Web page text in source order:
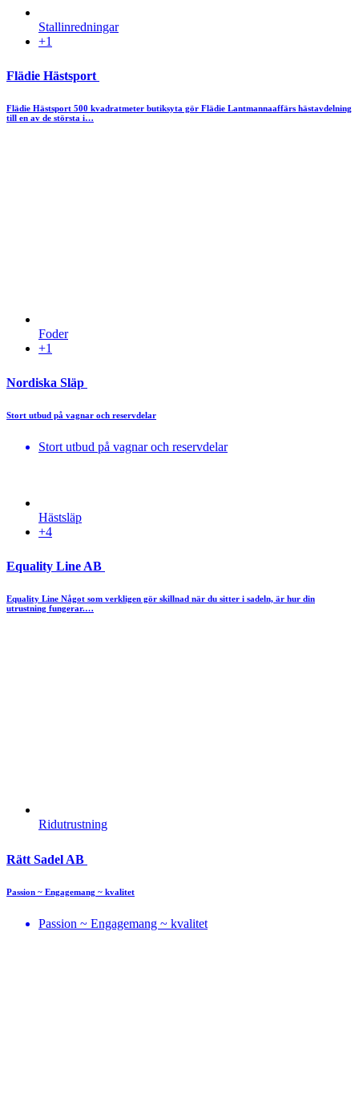
Stallinredningar
+1
Flädie Hästsport
Flädie Hästsport 500 kvadratmeter butiksyta gör Flädie Lantmannaaffärs hästavdelning
till en av de största i…
Foder
+1
Nordiska Släp
Stort utbud på vagnar och reservdelar
Stort utbud på vagnar och reservdelar
Hästsläp
+4
Equality Line AB
Equality Line Något som verkligen gör skillnad när du sitter i sadeln, är hur din
utrustning fungerar.…
Ridutrustning
Rätt Sadel AB
Passion ~ Engagemang ~ kvalitet
Passion ~ Engagemang ~ kvalitet